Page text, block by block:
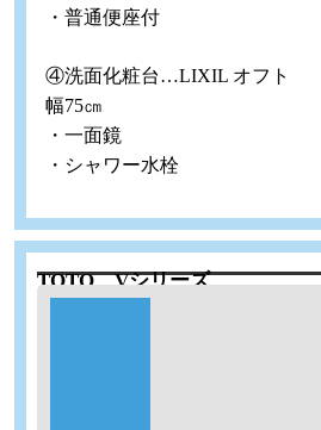
・普通便座付
④洗面化粧台…LIXIL オフト
幅75㎝
・一面鏡
・シャワー水栓
TOTO Vシリーズ